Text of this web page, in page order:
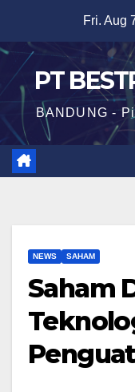
content
Fri. Aug
PT
BANDUNG -
NEWS SAHAM
Saham